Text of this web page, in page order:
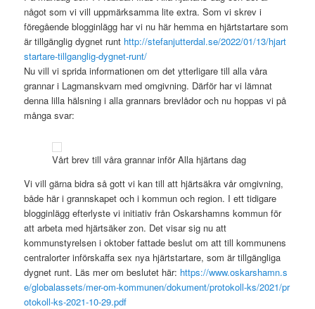
något som vi vill uppmärksamma lite extra. Som vi skrev i
föregående blogginlägg har vi nu här hemma en hjärtstartare som
är tillgänglig dygnet runt http://stefanjutterdal.se/2022/01/13/hjart
startare-tillganglig-dygnet-runt/
Nu vill vi sprida informationen om det ytterligare till alla våra
grannar i Lagmanskvarn med omgivning. Därför har vi lämnat
denna lilla hälsning i alla grannars brevlådor och nu hoppas vi på
många svar:
Vårt brev till våra grannar inför Alla hjärtans dag
Vi vill gärna bidra så gott vi kan till att hjärtsäkra vår omgivning,
både här i grannskapet och i kommun och region. I ett tidigare
blogginlägg efterlyste vi initiativ från Oskarshamns kommun för
att arbeta med hjärtsäker zon. Det visar sig nu att
kommunstyrelsen i oktober fattade beslut om att till kommunens
centralorter införskaffa sex nya hjärtstartare, som är tillgängliga
dygnet runt. Läs mer om beslutet här: https://www.oskarshamn.s
e/globalassets/mer-om-kommunen/dokument/protokoll-ks/2021/pr
otokoll-ks-2021-10-29.pdf